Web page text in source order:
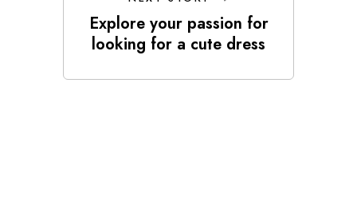
Explore your passion for
looking for a cute dress